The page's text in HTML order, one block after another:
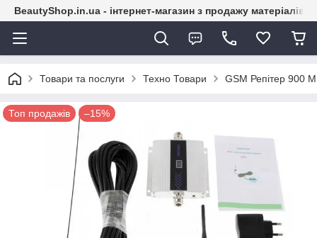
BeautyShop.in.ua - інтернет-магазин з продажу матеріалів
Товари та послуги Техно Товари GSM Репітер 900
Топ продажів –15%